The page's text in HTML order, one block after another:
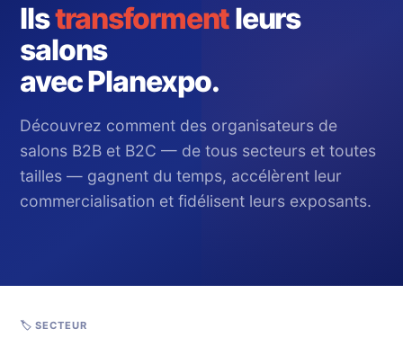
Ilstransformentleurs
salons
avec Planexpo.
Découvrez comment des organisateurs de
salons B2B et B2C — de tous secteurs et toutes
tailles — gagnent du temps, accélèrent leur
commercialisation et fidélisent leurs exposants.
🏷️ SECTEUR